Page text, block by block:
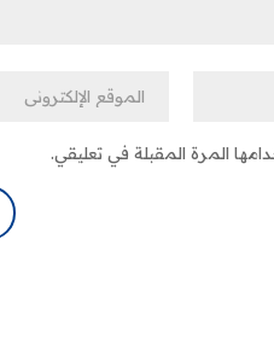
المرة المقبلة في تعليقي.